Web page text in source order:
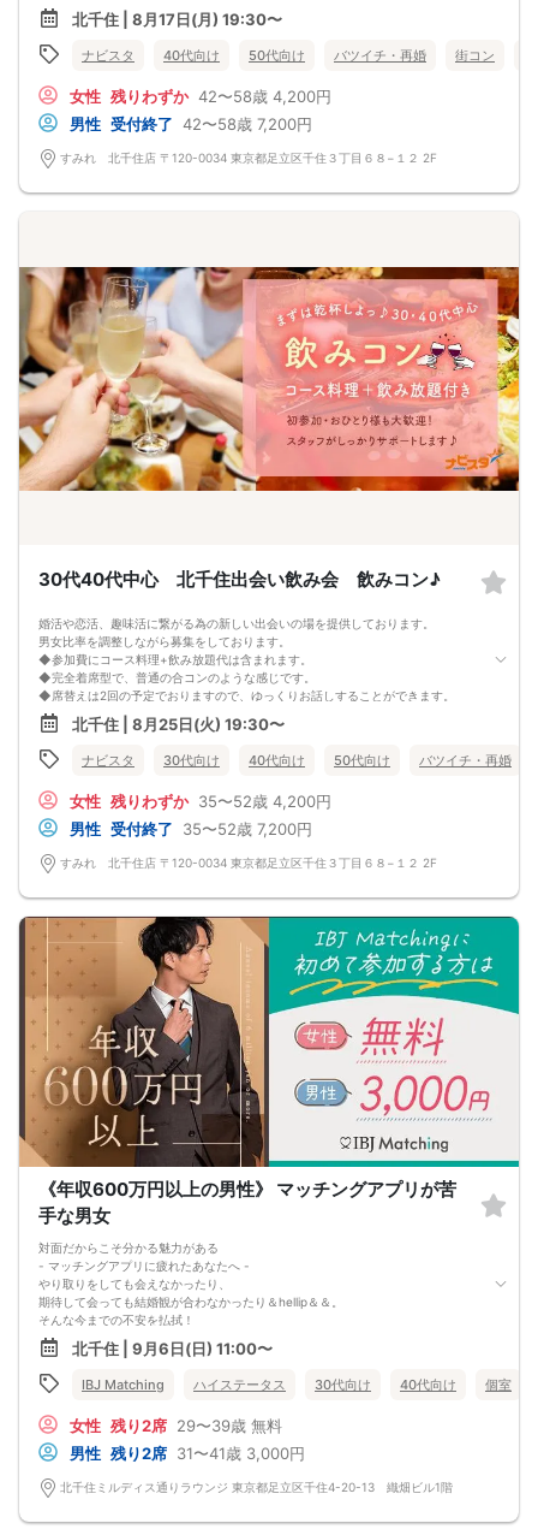
少人数開催の場合席替えがない場合もございます。
◆スタートから終わりまで、スタッフも同行しますので、一人参加の方や初参加
の方も安心だと思います。
◆カップリング・プロフィールカードの記入はございません。
換しておいてください。
最大人数・最少人数について
◆最少開催人数 男性2名・女性2名になります。
◆最大募集人数 男性10名・女性10名になります。
※但し、企画により変動する場合がございます。
結局は、運次第のところはございます。
◆最少催行人数に満たない場合 開催前日23時までに最少催行人数に届かなかった
場合は開催中止とさせていただきます。
また天候や状況などにより中止されることがございます。
◆中止判断タイミングは開始前日の23時となりますが、
申込者の直前のキャンセルにより、直前でも中止になる場合もございます。
中止時も交通費など保証はございません。
◆ご予約の操作と同時に上述の注意事項に同意したものと致します。
北千住 | 8月17日(月) 19:30〜
ナビスタ 40代向け 50代向け バツイチ・再婚 街コン
女性 残りわずか 42〜58歳 4,200円
男性 受付終了 42〜58歳 7,200円
すみれ 北千住店 〒120-0034 東京都足立区千住３丁目６８−１２ 2F
30代40代中心 北千住出会い飲み会 飲みコン♪
婚活や恋活、趣味活に繋がる為の新しい出会いの場を提供しております。
男女比率を調整しながら募集をしております。
◆参加費にコース料理+飲み放題代は含まれます。
◆完全着席型で、普通の合コンのような感じです。
◆席替えは2回の予定でおりますので、ゆっくりお話しすることができます。
少人数開催の場合席替えがない場合もございます。
◆スタートから終わりまで、スタッフも同行しますので、一人参加の方や初参加
の方も安心だと思います。
◆カップリング・プロフィールカードの記入はございません。
換しておいてください。
最大人数・最少人数について
◆最少開催人数 男性2名・女性2名になります。
◆最大募集人数 男性10名・女性10名になります。
※但し、企画により変動する場合がございます。
集まり方は運営側も予測できない部分はございます。
楽しい会かどうかは、参加人数より、その時に参加される方の相性や人柄など要
素が大きいです。
結局は、運次第のところはございます。
◆最少催行人数に満たない場合 開催前日23時までに最少催行人数に届かなかった
場合は開催中止とさせていただきます。
また天候や状況などにより中止されることがございます。
◆中止判断タイミングは開始前日の23時となりますが、
申込者の直前のキャンセルにより、直前でも中止になる場合もございます。
中止時も交通費など保証はございません。
◆ご予約の操作と同時に上述の注意事項に同意したものと致します。
北千住 | 8月25日(火) 19:30〜
ナビスタ 30代向け 40代向け 50代向け バツイチ・再婚
女性 残りわずか 35〜52歳 4,200円
男性 受付終了 35〜52歳 7,200円
すみれ 北千住店 〒120-0034 東京都足立区千住３丁目６８−１２ 2F
《年収600万円以上の男性》 マッチングアプリが苦
手な男女
対面だからこそ分かる魅力がある
- マッチングアプリに疲れたあなたへ -
やり取りをしても会えなかったり、
期待して会っても結婚観が合わなかったり＆hellip＆＆。
そんな今までの不安を払拭！
『結婚に対する真剣度が100％の方』を募集
将来のビジョンを描ける方と、
実際に会って心温まる出会いをしませんか？
北千住 | 9月6日(日) 11:00〜
IBJ Matching ハイステータス 30代向け 40代向け 個室
女性 残り2席 29〜39歳 無料
男性 残り2席 31〜41歳 3,000円
北千住ミルディス通りラウンジ 東京都足立区千住4-20-13 織畑ビル1階